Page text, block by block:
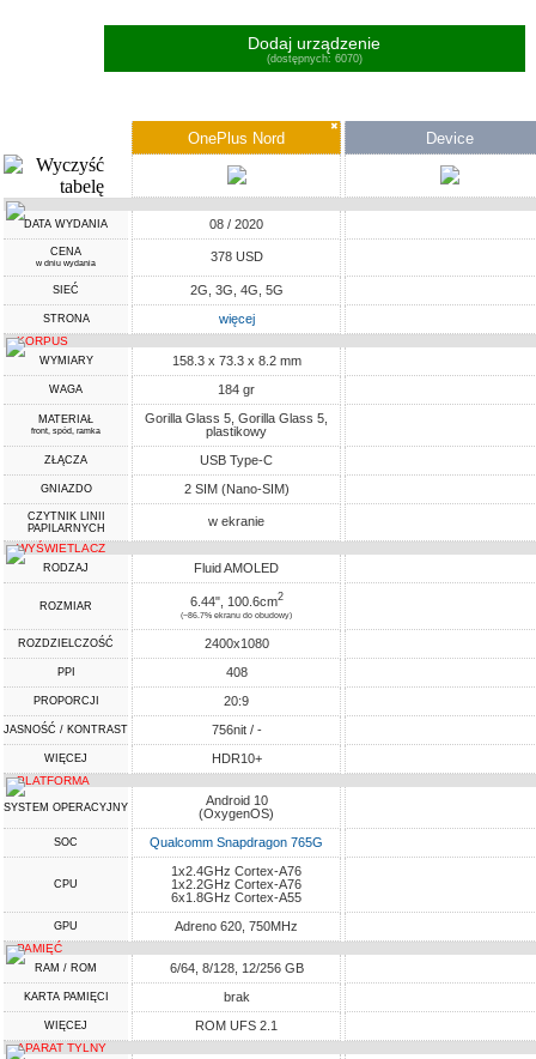
Dodaj urządzenie
(dostępnych: 6070)
✖
OnePlus Nord Device
DATA WYDANIA 08 / 2020
CENA
w dniu wydania 378 USD
SIEĆ 2G, 3G, 4G, 5G
STRONA więcej
KORPUS
WYMIARY 158.3 x 73.3 x 8.2 mm
WAGA 184 gr
MATERIAŁ
front, spód, ramka
Gorilla Glass 5, Gorilla Glass 5,
plastikowy
ZŁĄCZA USB Type-C
GNIAZDO 2 SIM (Nano-SIM)
CZYTNIK LINII
PAPILARNYCH
w ekranie
WYŚWIETLACZ
RODZAJ Fluid AMOLED
ROZMIAR 6.44", 100.6cm2
(~86.7% ekranu do obudowy)
ROZDZIELCZOŚĆ 2400x1080
PPI 408
PROPORCJI 20:9
JASNOŚĆ / KONTRAST 756nit / -
WIĘCEJ HDR10+
PLATFORMA
SYSTEM OPERACYJNY
Android 10
(OxygenOS)
SOC Qualcomm Snapdragon 765G
CPU
1x2.4GHz Cortex-A76
1x2.2GHz Cortex-A76
6x1.8GHz Cortex-A55
GPU Adreno 620, 750MHz
PAMIĘĆ
RAM / ROM 6/64, 8/128, 12/256 GB
KARTA PAMIĘCI brak
WIĘCEJ ROM UFS 2.1
APARAT TYLNY